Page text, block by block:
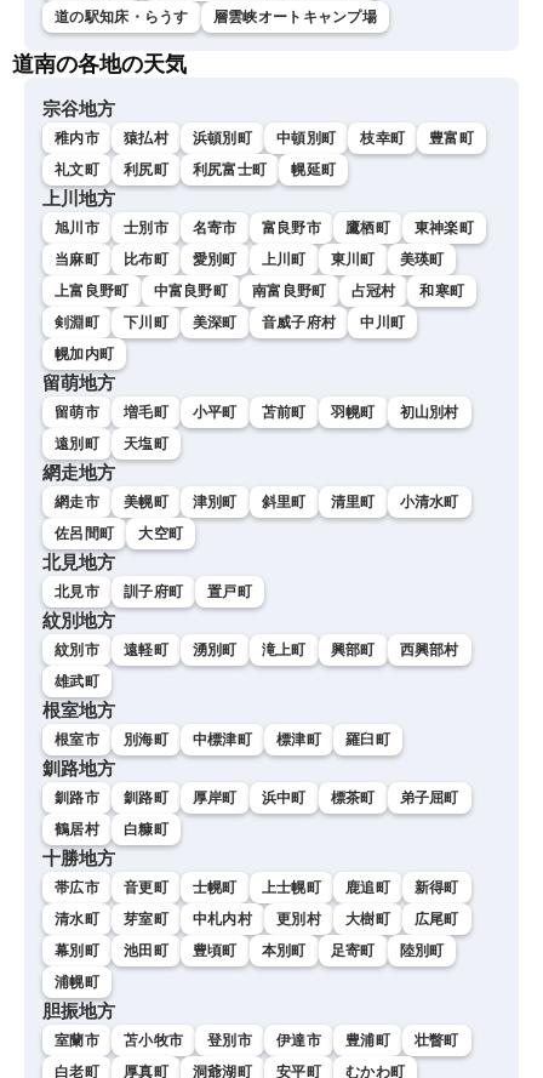
道の駅知床・らうす
層雲峡オートキャンプ場
道南の各地の天気
宗谷地方
稚内市 猿払村 浜頓別町 中頓別町 枝幸町
豊富町
礼文町
利尻町 利尻富士町 幌延町
上川地方
旭川市 士別市 名寄市 富良野市 鷹栖町
東神楽町
当麻町
比布町 愛別町 上川町 東川町
美瑛町
上富良野町
中富良野町 南富良野町 占冠村
和寒町
剣淵町
下川町 美深町 音威子府村
中川町
幌加内町
留萌地方
留萌市 増毛町 小平町 苫前町 羽幌町
初山別村
遠別町
天塩町
網走地方
網走市 美幌町 津別町 斜里町 清里町
小清水町
佐呂間町
大空町
北見地方
北見市 訓子府町 置戸町
紋別地方
紋別市 遠軽町 湧別町 滝上町 興部町
西興部村
雄武町
根室地方
根室市 別海町 中標津町 標津町 羅臼町
釧路地方
釧路市 釧路町 厚岸町 浜中町 標茶町
弟子屈町
鶴居村
白糠町
十勝地方
帯広市 音更町 士幌町 上士幌町 鹿追町
新得町
清水町
芽室町 中札内村 更別村 大樹町
広尾町
幕別町
池田町 豊頃町 本別町 足寄町
陸別町
浦幌町
胆振地方
室蘭市 苫小牧市 登別市 伊達市 豊浦町
壮瞥町
白老町
厚真町 洞爺湖町 安平町 むかわ町